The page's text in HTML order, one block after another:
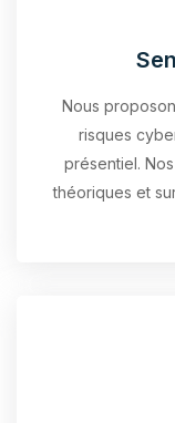
Nous
risques
présentiel.
théoriques et